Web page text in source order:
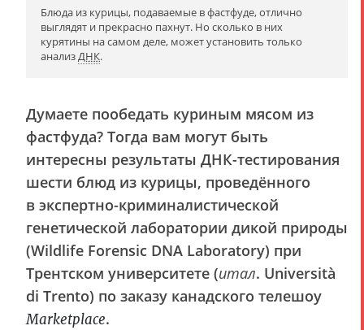
Блюда из курицы, подаваемые в фастфуде, отлично
выглядят и прекрасно пахнут. Но сколько в них
курятины на самом деле, может установить только
анализДНК.
Думаете пообедать куриным мясом из
фастфуда? Тогда вам могут быть
интересны результаты ДНК-тестирования
шести блюд из курицы, проведённого
в экспертно-криминалистической
генетической лаборатории дикой природы
(Wildlife Forensic DNA Laboratory) при
Трентском университете (итал. Università
di Trento) по заказу канадского телешоу
Marketplace.